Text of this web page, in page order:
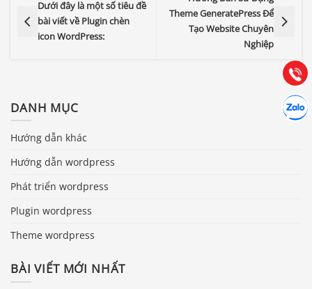
Dưới đây là một số tiêu đề
bài viết về Plugin chèn
icon WordPress:
Theme GeneratePress Để
Tạo Website Chuyên
Nghiệp
DANH MỤC
Hướng dẫn khác
Hướng dẫn wordpress
Phát triển wordpress
Plugin wordpress
Theme wordpress
BÀI VIẾT MỚI NHẤT
Gọi
0903.976.769
Hướng dẫn & Hỗ trợ:
(028) 22.166.144
Chát